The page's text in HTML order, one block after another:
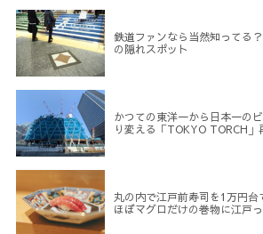
鉄道ファンなら当然知ってる
の隠れスポット
かつての東洋一から日本一の
り変える「TOKYO TORCH」
丸の内で江戸前寿司を1万円台
ほぼマグロだけの巻物に江戸